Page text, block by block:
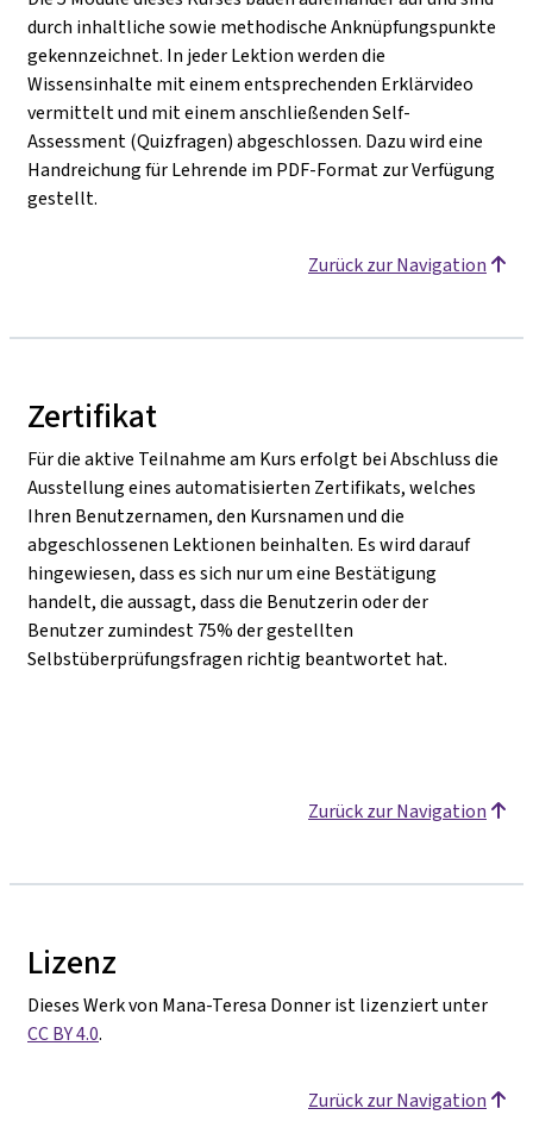
durch inhaltliche sowie methodische Anknüpfungspunkte
gekennzeichnet. In jeder Lektion werden die
Wissensinhalte mit einem entsprechenden Erklärvideo
vermittelt und mit einem anschließenden Self-
Assessment (Quizfragen) abgeschlossen. Dazu wird eine
Handreichung für Lehrende im PDF-Format zur Verfügung
gestellt.
Zurück zur Navigation
Zertifikat
Für die aktive Teilnahme am Kurs erfolgt bei Abschluss die
Ausstellung eines automatisierten Zertifikats, welches
Ihren Benutzernamen, den Kursnamen und die
abgeschlossenen Lektionen beinhalten. Es wird darauf
hingewiesen, dass es sich nur um eine Bestätigung
handelt, die aussagt, dass die Benutzerin oder der
Benutzer zumindest 75% der gestellten
Selbstüberprüfungsfragen richtig beantwortet hat.
Zurück zur Navigation
Lizenz
Dieses Werk von Mana-Teresa Donner ist lizenziert unter
CC BY 4.0.
Zurück zur Navigation